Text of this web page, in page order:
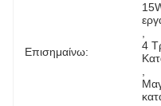
Επισημαίνω:
4